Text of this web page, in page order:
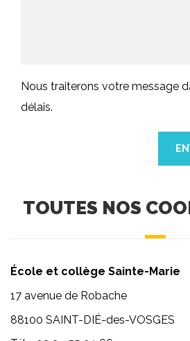
Nous traiterons votre message
délais.
TOUTES NOS
École et collège Sainte-Marie
17 avenue de Robache
88100 SAINT-DIÉ-des-VOSGES